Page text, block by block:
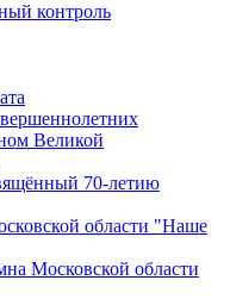
контроль
Великой
70-летию
области "Наше
Московской области